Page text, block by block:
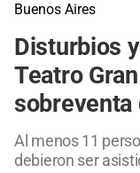
Buenos Aires
Disturbios
Teatro
sobreventa
Al menos 11
debieron ser